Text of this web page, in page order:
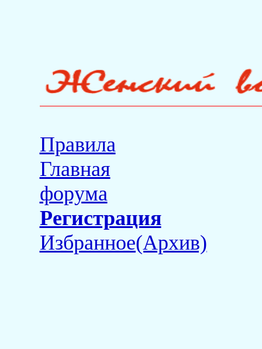
Правила
Главная
форума
Регистрация
Избранное(Архив)